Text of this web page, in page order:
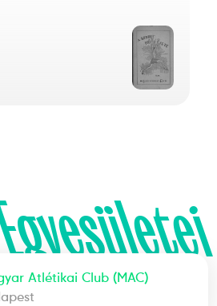
Egyesületei
Atlétikai Club (MAC)